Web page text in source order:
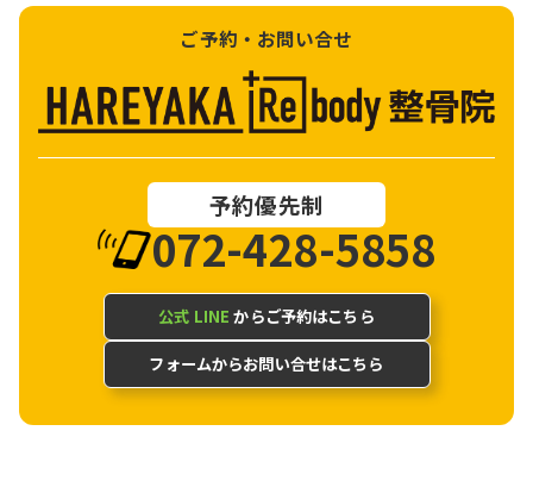
ご予約・お問い合せ
予約優先制
072-428-5858
公式 LINE からご予約はこちら
フォームからお問い合せはこちら